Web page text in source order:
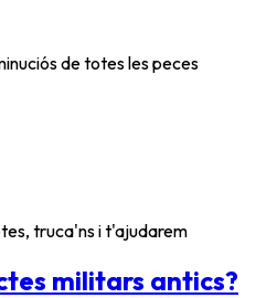
de totes les peces
truca'ns i t'ajudarem
militars antics?